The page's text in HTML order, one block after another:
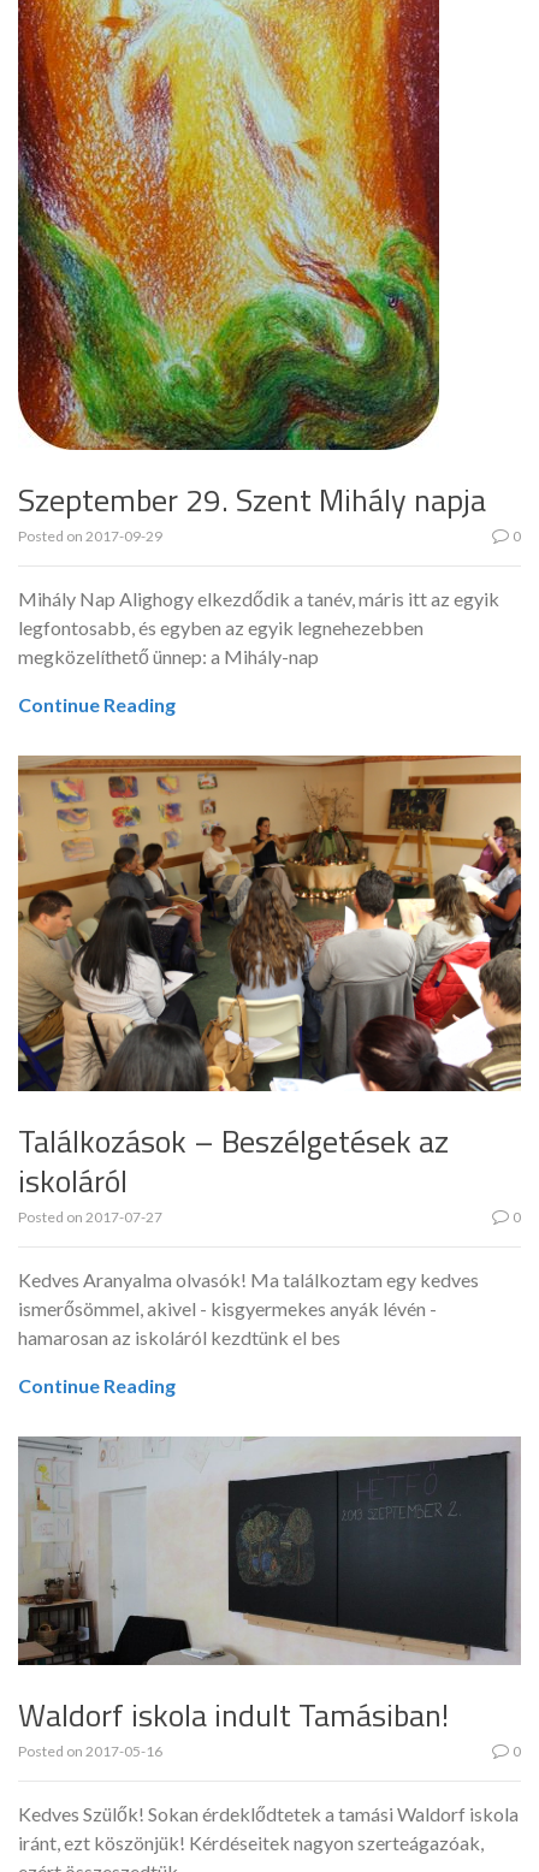
Szeptember 29. Szent Mihály napja
Posted on 2017-09-29 0
Mihály Nap Alighogy elkezdődik a tanév, máris itt az egyik
legfontosabb, és egyben az egyik legnehezebben
megközelíthető ünnep: a Mihály-nap
Continue Reading
Találkozások – Beszélgetések az
iskoláról
Posted on 2017-07-27 0
Kedves Aranyalma olvasók! Ma találkoztam egy kedves
ismerősömmel, akivel - kisgyermekes anyák lévén -
hamarosan az iskoláról kezdtünk el bes
Continue Reading
Waldorf iskola indult Tamásiban!
Posted on 2017-05-16 0
Kedves Szülők! Sokan érdeklődtetek a tamási Waldorf iskola
iránt, ezt köszönjük! Kérdéseitek nagyon szerteágazóak,